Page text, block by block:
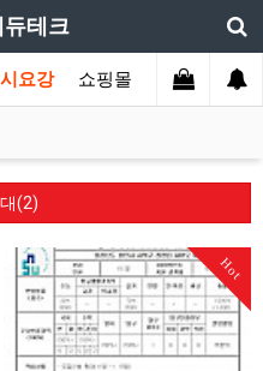
테크
요강 쇼핑몰
(2)
Hot